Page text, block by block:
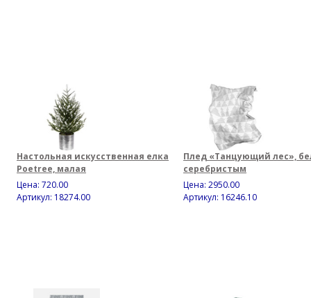
Настольная искусственная елка
Poetree, малая
Цена: 720.00
Артикул: 18274.00
Плед «Танцующий лес»,
серебристым
Цена: 2950.00
Артикул: 16246.10